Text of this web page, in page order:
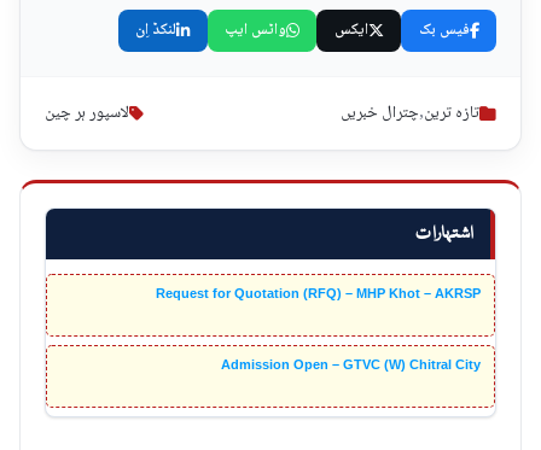
اشتہارات
Request for Quotation (RFQ) – MHP Khot – AKRSP
Admission Open – GTVC (W) Chitral City
فیس بک ایکس واٹس ایپ لنکڈ اِن
تازہ ترین,چترال خبریں لاسپور ہر چین